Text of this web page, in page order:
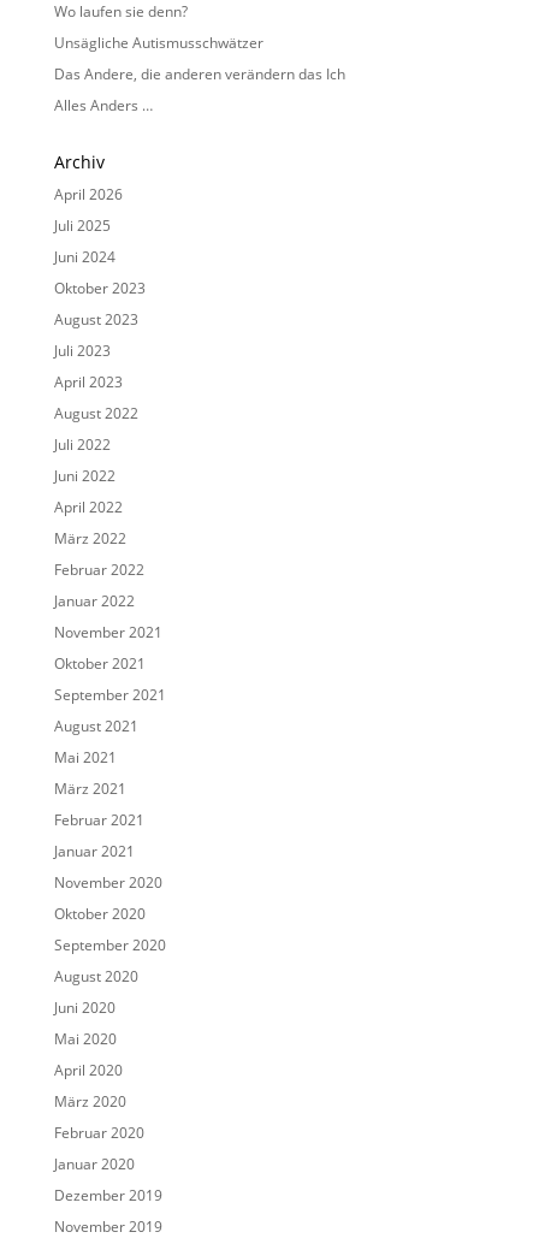
Wo laufen sie denn?
Unsägliche Autismusschwätzer
Das Andere, die anderen verändern das Ich
Alles Anders …
Archiv
April 2026
Juli 2025
Juni 2024
Oktober 2023
August 2023
Juli 2023
April 2023
August 2022
Juli 2022
Juni 2022
April 2022
März 2022
Februar 2022
Januar 2022
November 2021
Oktober 2021
September 2021
August 2021
Mai 2021
März 2021
Februar 2021
Januar 2021
November 2020
Oktober 2020
September 2020
August 2020
Juni 2020
Mai 2020
April 2020
März 2020
Februar 2020
Januar 2020
Dezember 2019
November 2019